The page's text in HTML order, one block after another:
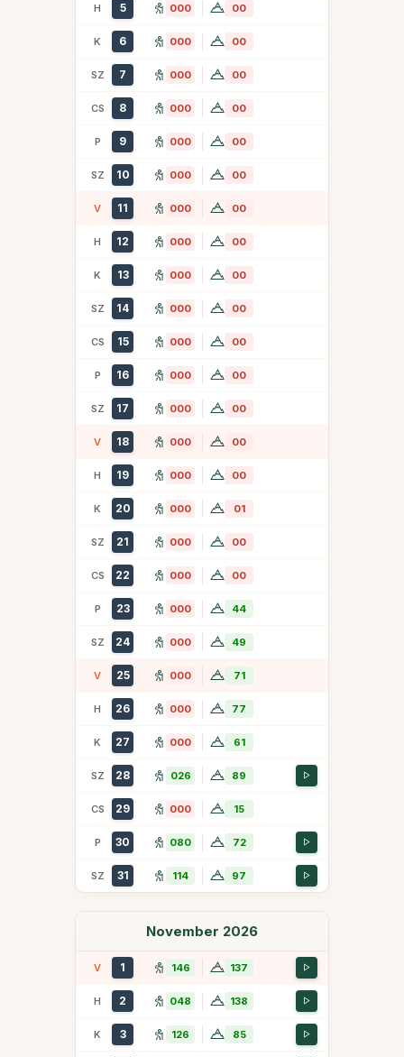
H 5 000 00
K 6 000 00
SZ 7 000 00
CS 8 000 00
P 9 000 00
SZ 10 000 00
V 11 000 00
H 12 000 00
K 13 000 00
SZ 14 000 00
CS 15 000 00
P 16 000 00
SZ 17 000 00
V 18 000 00
H 19 000 00
K 20 000 01
SZ 21 000 00
CS 22 000 00
P 23 000 44
SZ 24 000 49
V 25 000 71
H 26 000 77
K 27 000 61
SZ 28 026 89
CS 29 000 15
P 30 080 72
SZ 31 114 97
November 2026
V 1 146 137
H 2 048 138
K 3 126 85